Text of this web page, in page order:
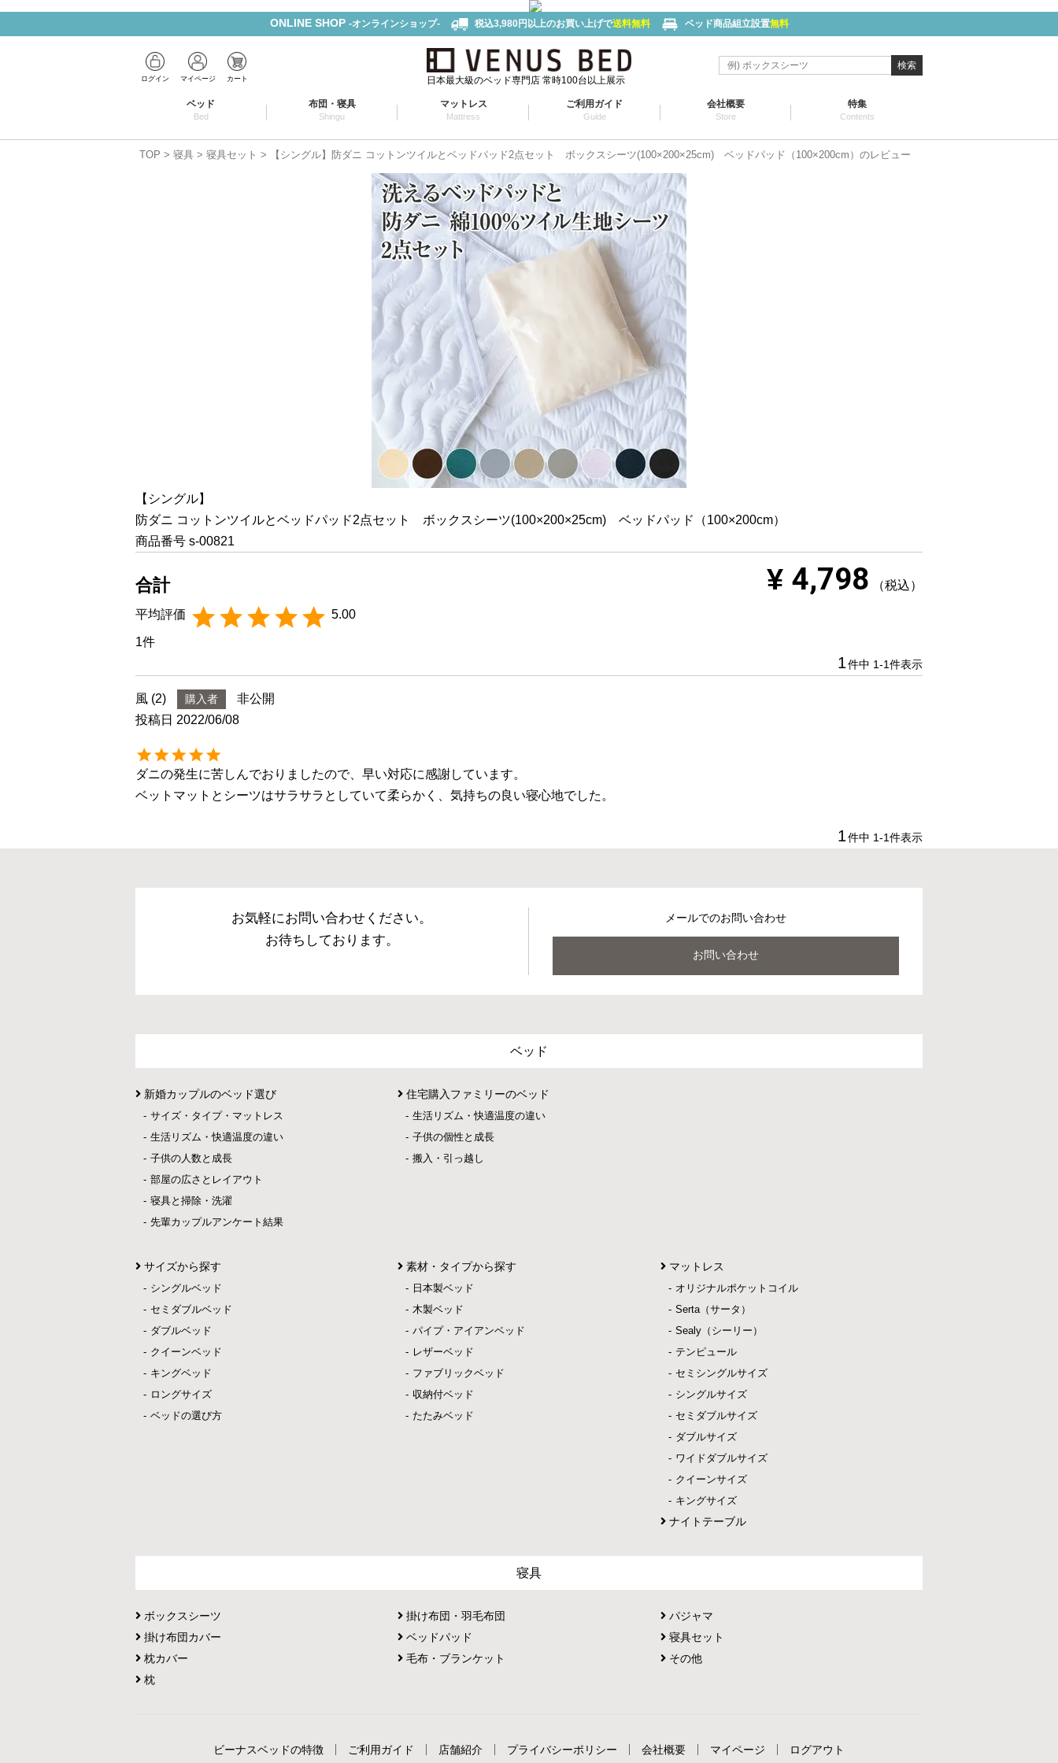
ONLINE SHOP -オンラインショップ- 税込3,980円以上のお買い上げで送料無料 ベッド商品組立設置無料
ログイン マイページ カート 日本最大級のベッド専門店 常時100台以上展示
検索
ベッド
Bed
布団・寝具
Shingu
マットレス
Mattress
ご利用ガイド
Guide
会社概要
Store
特集
Contents
TOP 寝具 寝具セット 【シングル】防ダニ コットンツイルとベッドパッド2点セット ボックスシーツ(100×200×25cm) ベッドパッド（100×200cm）のレビュー
【シングル】
防ダニ コットンツイルとベッドパッド2点セット ボックスシーツ(100×200×25cm) ベッドパッド（100×200cm）
商品番号 s-00821
¥ 4,798 税込
5.00
1
1件中 1-1件表示
風 2 購入者
非公開
投稿日 2022/06/08
ダニの発生に苦しんでおりましたので、早い対応に感謝しています。
ベットマットとシーツはサラサラとしていて柔らかく、気持ちの良い寝心地でした。
1件中 1-1件表示
お気軽にお問い合わせください。
お待ちしております。
メールでのお問い合わせ
お問い合わせ
ベッド
新婚カップルのベッド選び
サイズ・タイプ・マットレス
生活リズム・快適温度の違い
子供の人数と成長
部屋の広さとレイアウト
寝具と掃除・洗濯
先輩カップルアンケート結果
住宅購入ファミリーのベッド
生活リズム・快適温度の違い
子供の個性と成長
搬入・引っ越し
サイズから探す
シングルベッド
セミダブルベッド
ダブルベッド
クイーンベッド
キングベッド
ロングサイズ
ベッドの選び方
素材・タイプから探す
日本製ベッド
木製ベッド
パイプ・アイアンベッド
レザーベッド
ファブリックベッド
収納付ベッド
たたみベッド
マットレス
オリジナルポケットコイル
Serta（サータ）
Sealy（シーリー）
テンピュール
セミシングルサイズ
シングルサイズ
セミダブルサイズ
ダブルサイズ
ワイドダブルサイズ
クイーンサイズ
キングサイズ
ナイトテーブル
寝具
ボックスシーツ
掛け布団カバー
枕カバー
枕
掛け布団・羽毛布団
ベッドパッド
毛布・ブランケット
パジャマ
寝具セット
その他
ビーナスベッドの特徴 ご利用ガイド 店舗紹介 プライバシーポリシー 会社概要 マイページ ログアウト